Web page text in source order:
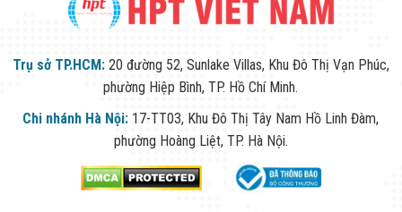
Trụ sở TP.HCM: 20 đường 52, Sunlake Villas, Khu Đô Thị Vạn Phúc,
phường Hiệp Bình, TP. Hồ Chí Minh.
Chi nhánh Hà Nội: 17-TT03, Khu Đô Thị Tây Nam Hồ Linh Đàm,
phường Hoàng Liệt, TP. Hà Nội.